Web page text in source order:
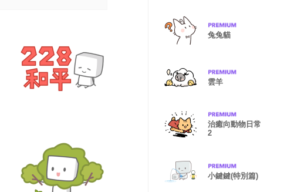
兔兔貓
雲羊
治癒向動物日常
2
小鍵鍵(特別篇)